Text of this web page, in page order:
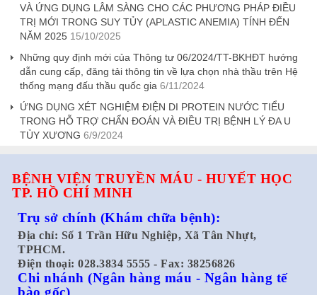
VÀ ỨNG DỤNG LÂM SÀNG CHO CÁC PHƯƠNG PHÁP ĐIỀU
TRỊ MỚI TRONG SUY TỦY (APLASTIC ANEMIA) TÍNH ĐẾN
NĂM 2025 15/10/2025
Những quy định mới của Thông tư 06/2024/TT-BKHĐT hướng
dẫn cung cấp, đăng tải thông tin về lựa chọn nhà thầu trên Hệ
thống mạng đấu thầu quốc gia 6/11/2024
ỨNG DỤNG XÉT NGHIỆM ĐIỆN DI PROTEIN NƯỚC TIỂU
TRONG HỖ TRỢ CHẨN ĐOÁN VÀ ĐIỀU TRỊ BỆNH LÝ ĐA U
TỦY XƯƠNG 6/9/2024
BỆNH VIỆN TRUYỀN MÁU - HUYẾT HỌC
TP. HỒ CHÍ MINH
Trụ sở chính (Khám chữa bệnh):
Địa chỉ: Số 1 Trần Hữu Nghiệp, Xã Tân Nhựt,
TPHCM.
Điện thoại: 028.3834 5555 - Fax: 38256826
Chi nhánh (Ngân hàng máu - Ngân hàng tế
bào gốc)